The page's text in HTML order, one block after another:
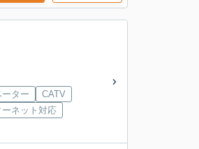
ーター
CATV
ーネット対応